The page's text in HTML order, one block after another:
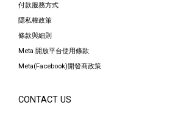
付款服務方式
隱私權政策
條款與細則
Meta 開放平台使用條款
Meta(Facebook)開發商政策
CONTACT US